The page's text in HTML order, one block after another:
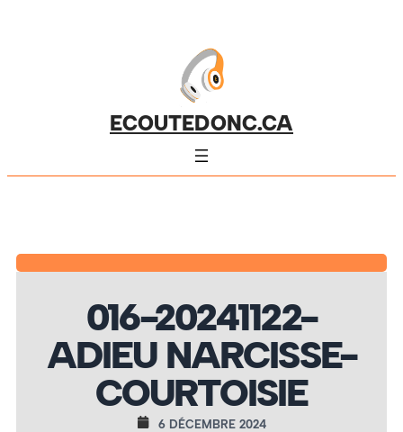
ECOUTEDONC.CA
016-20241122-
ADIEU NARCISSE-
COURTOISIE
6 DÉCEMBRE 2024